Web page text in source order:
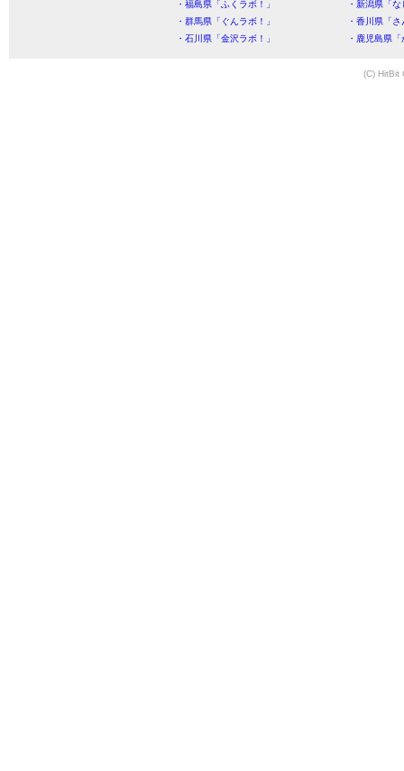
・福島県「ふくラボ！」
・新潟県「
・群馬県「ぐんラボ！」
・香川県「
・石川県「金沢ラボ！」
・鹿児島県
(C) HitBit